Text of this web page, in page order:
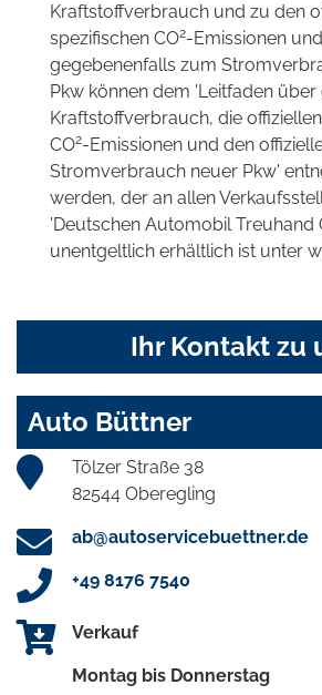
Kraftstoffverbrauch und zu den
spezifischen CO2-Emissionen und
gegebenenfalls zum
Pkw können dem 'Leitfaden über
Kraftstoffverbrauch, die
CO2-Emissionen und den
Stromverbrauch neuer Pkw'
werden, der an allen
'Deutschen Automobil Treuhand
unentgeltlich erhältlich ist unter
Ihr Kontakt zu
Auto Büttner
Tölzer Straße 38
82544 Oberegling
ab@autoservicebuettner.de
+49 8176 7540
Verkauf
Montag bis Donnerstag